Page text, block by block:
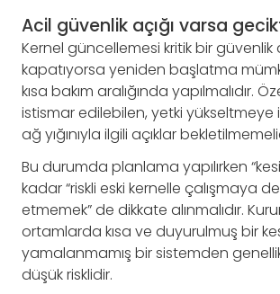
Acil güvenlik açığı varsa
Kernel güncellemesi kritik bir güvenlik
kapatıyorsa yeniden başlatma
kısa bakım aralığında yapılmalıdır.
istismar edilebilen, yetki yükseltmeye
ağ yığınıyla ilgili açıklar
Bu durumda planlama yapılırken
kadar “riskli eski kernelle çalışmaya
etmemek” de dikkate alınmalıdır.
ortamlarda kısa ve duyurulmuş bir
yamalanmamış bir sistemden
düşük risklidir.